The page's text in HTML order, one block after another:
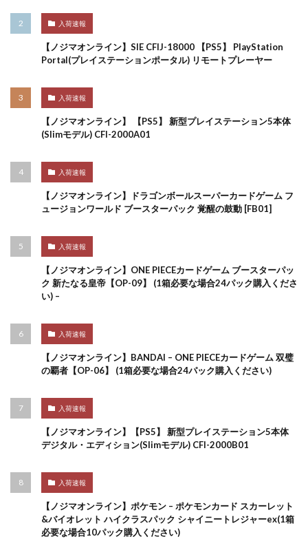
入荷速報
【ノジマオンライン】SIE CFIJ-18000 【PS5】 PlayStation
Portal(プレイステーションポータル) リモートプレーヤー
入荷速報
【ノジマオンライン】 【PS5】 新型プレイステーション5本体
(Slimモデル) CFI-2000A01
入荷速報
【ノジマオンライン】ドラゴンボールスーパーカードゲーム フ
ュージョンワールド ブースターパック 覚醒の鼓動 [FB01]
入荷速報
【ノジマオンライン】ONE PIECEカードゲーム ブースターパッ
ク 新たなる皇帝【OP-09】 (1箱必要な場合24パック購入くださ
い) –
入荷速報
【ノジマオンライン】BANDAI – ONE PIECEカードゲーム 双璧
の覇者【OP-06】 (1箱必要な場合24パック購入ください)
入荷速報
【ノジマオンライン】【PS5】 新型プレイステーション5本体
デジタル・エディション(Slimモデル) CFI-2000B01
入荷速報
【ノジマオンライン】ポケモン – ポケモンカード スカーレット
&バイオレット ハイクラスパック シャイニートレジャーex(1箱
必要な場合10パック購入ください)